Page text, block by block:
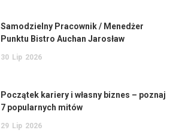
Samodzielny Pracownik / Menedżer
Punktu Bistro Auchan Jarosław
30 Lip 2026
Początek kariery i własny biznes – poznaj
7 popularnych mitów
29 Lip 2026